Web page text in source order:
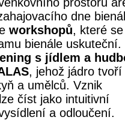
dne
workshopů, které
bienále uskuteční.
s jídlem a
, jehož jádro tvoří
a umělců. Vznik
číst jako intuitivní
a odloučení.